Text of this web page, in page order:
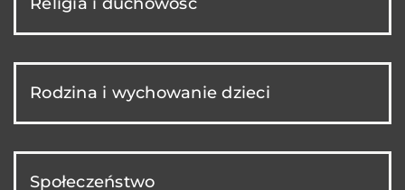
Rodzina i wychowanie dzieci
Społeczeństwo